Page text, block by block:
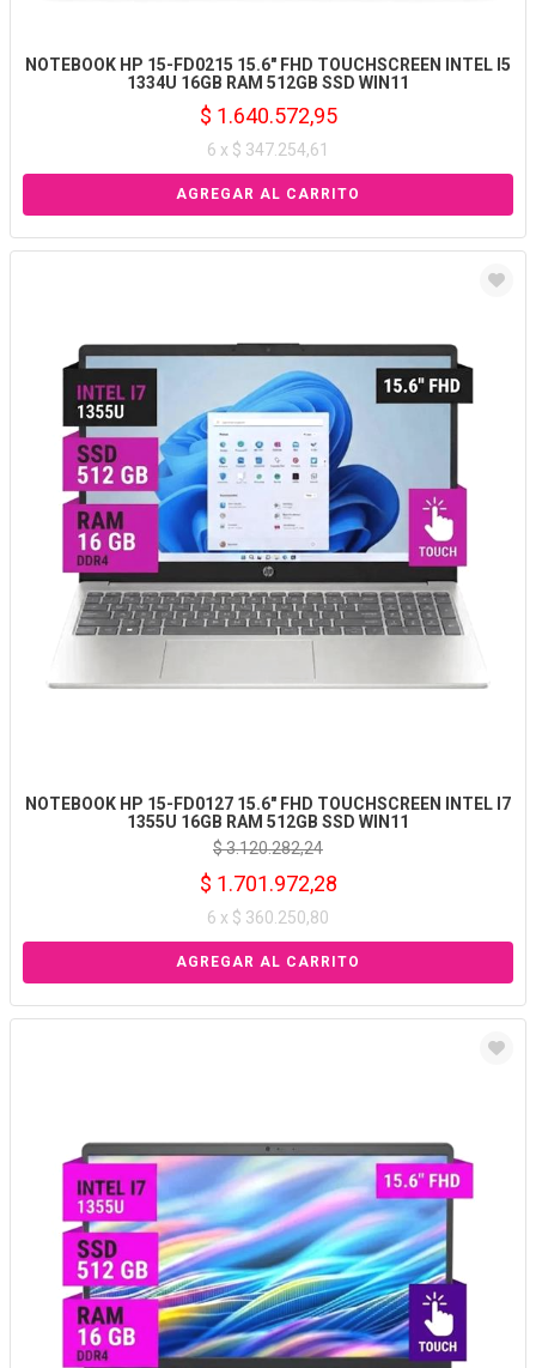
NOTEBOOK HP 15-FD0215 15.6" FHD TOUCHSCREEN INTEL I5
1334U 16GB RAM 512GB SSD WIN11
$ 1.640.572,95
6 x $ 347.254,61
NOTEBOOK HP 15-FD0127 15.6" FHD TOUCHSCREEN INTEL I7
1355U 16GB RAM 512GB SSD WIN11
$ 3.120.282,24
$ 1.701.972,28
6 x $ 360.250,80